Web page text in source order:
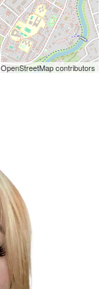
OpenStreetMapcontributors